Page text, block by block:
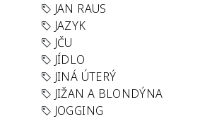
JAN RAUS
JAZYK
JČU
JÍDLO
JINÁ ÚTERÝ
JIŽAN A BLONDÝNA
JOGGING